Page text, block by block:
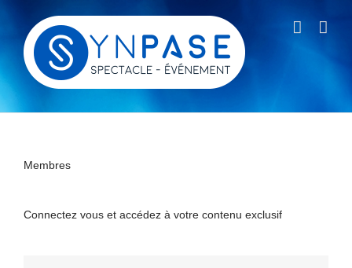
contenu
Membres
Connectez vous et accédez à votre contenu exclusif